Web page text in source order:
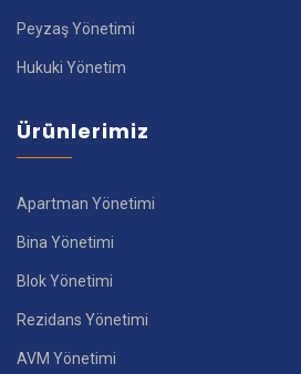
Peyzaş Yönetimi
Hukuki Yönetim
Ürünlerimiz
Apartman Yönetimi
Bina Yönetimi
Blok Yönetimi
Rezidans Yönetimi
AVM Yönetimi